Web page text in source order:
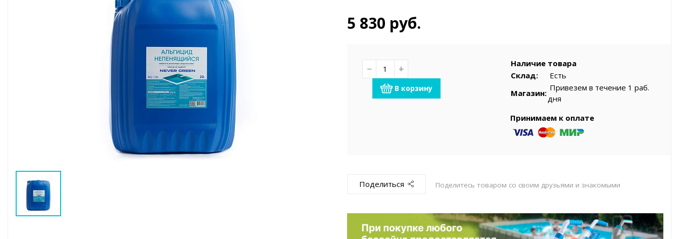
Воздушные насосы Ремкомплекты Уцененный Товар
5 830 руб.
− +
В корзину
Наличие товара
Склад:
Есть
Магазин:
Привезем в течение 1 раб.
дня
Принимаем к оплате
Поделиться Поделитесь товаром со своим друзьями и знакомыми